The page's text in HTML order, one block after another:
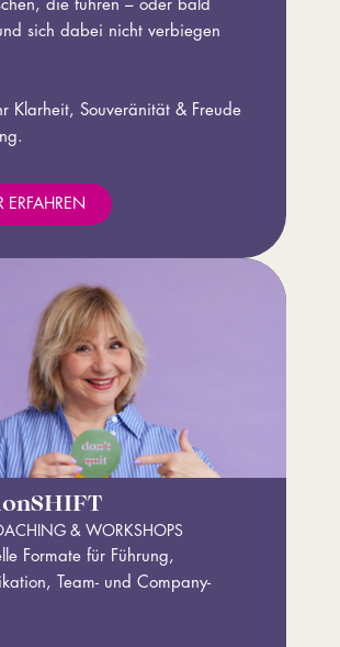
die führen – oder bald
sich dabei nicht verbiegen
Klarheit, Souveränität & Freude
ERFAHREN
& WORKSHOPS
Formate für Führung,
Team- und Company-